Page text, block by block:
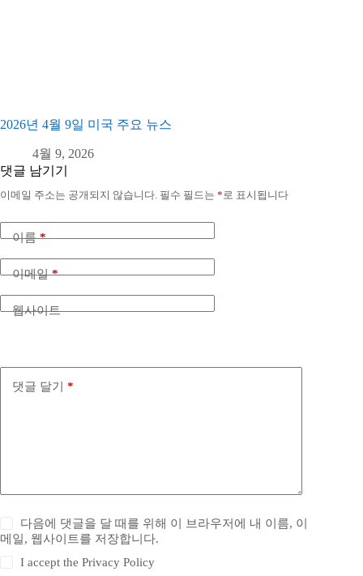
2026년 4월 9일 미국 주요 뉴스
4월 9, 2026
댓글 남기기
이메일 주소는 공개되지 않습니다. 필수 필드는 * 로 표시됩니다
이름*
이메일*
웹사이트
댓글 달기 *
다음에 댓글을 달 때를 위해 이 브라우저에 내 이름, 이
메일, 웹사이트를 저장합니다.
I accept thePrivacy Policy